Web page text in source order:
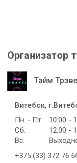
Организатор
Тайм
Витебск,
Пн. - Пт.
10:00 -
Сб.
12:00 -
Вс.
+375 (33) 372 76